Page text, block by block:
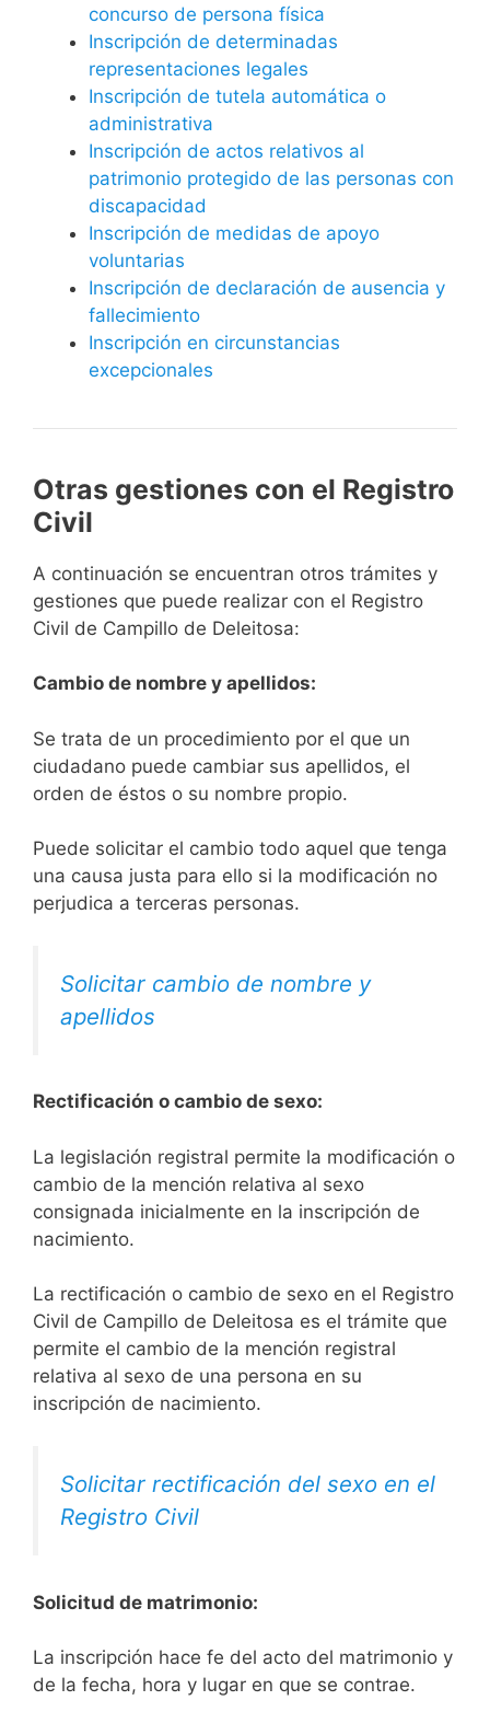
concurso de persona física
Inscripción de determinadas
representaciones legales
Inscripción de tutela automática o
administrativa
Inscripción de actos relativos al
patrimonio protegido de las personas con
discapacidad
Inscripción de medidas de apoyo
voluntarias
Inscripción de declaración de ausencia y
fallecimiento
Inscripción en circunstancias
excepcionales
Otras gestiones con el Registro
Civil
A continuación se encuentran otros trámites y
gestiones que puede realizar con el Registro
Civil de Campillo de Deleitosa:
Cambio de nombre y apellidos:
Se trata de un procedimiento por el que un
ciudadano puede cambiar sus apellidos, el
orden de éstos o su nombre propio.
Puede solicitar el cambio todo aquel que tenga
una causa justa para ello si la modificación no
perjudica a terceras personas.
Solicitar cambio de nombre y
apellidos
Rectificación o cambio de sexo:
La legislación registral permite la modificación o
cambio de la mención relativa al sexo
consignada inicialmente en la inscripción de
nacimiento.
La rectificación o cambio de sexo en el Registro
Civil de Campillo de Deleitosa es el trámite que
permite el cambio de la mención registral
relativa al sexo de una persona en su
inscripción de nacimiento.
Solicitar rectificación del sexo en el
Registro Civil
Solicitud de matrimonio:
La inscripción hace fe del acto del matrimonio y
de la fecha, hora y lugar en que se contrae.